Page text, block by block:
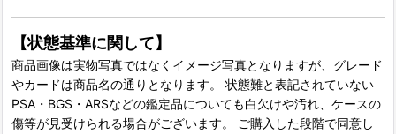
【状態基準に関して】
商品画像は実物写真ではなくイメージ写真となりますが、グレード
やカードは商品名の通りとなります。 状態難と表記されていない
PSA・BGS・ARSなどの鑑定品についても白欠けや汚れ、ケースの
傷等が見受けられる場合がございます。 ご購入した段階で同意し